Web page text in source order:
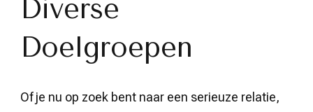
Diverse
Doelgroepen
Of je nu op zoek bent naar een serieuze relatie,